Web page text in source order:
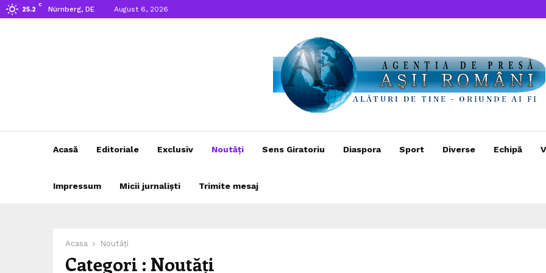
25.2
C
Nürnberg, DE August 6, 2026
Acasă Editoriale Exclusiv Noutăți Sens Giratoriu Diaspora Sport Diverse Echipă
Impressum Micii jurnaliști Trimite mesaj
Acasa Noutăți
Categori : Noutăți